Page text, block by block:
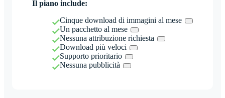
Il piano include:
Cinque download di immagini al mese
Un pacchetto al mese
Nessuna attribuzione richiesta
Download più veloci
Supporto prioritario
Nessuna pubblicità